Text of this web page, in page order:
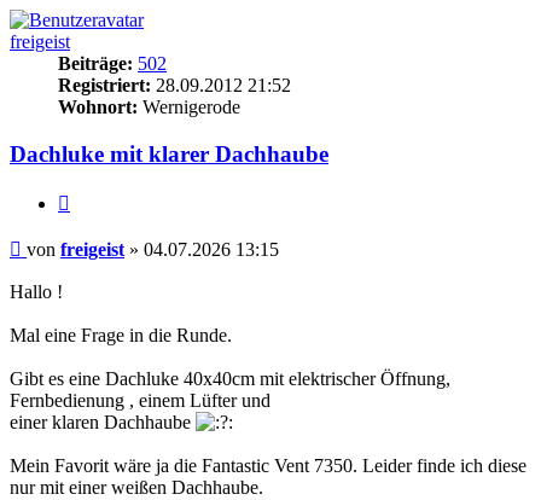
freigeist
Beiträge: 502
Registriert: 28.09.2012 21:52
Wohnort: Wernigerode
Dachluke mit klarer Dachhaube
Beitrag
von freigeist » 04.07.2026 13:15
Hallo !
Mal eine Frage in die Runde.
Gibt es eine Dachluke 40x40cm mit elektrischer Öffnung,
Fernbedienung , einem Lüfter und
einer klaren Dachhaube
Mein Favorit wäre ja die Fantastic Vent 7350. Leider finde ich diese
nur mit einer weißen Dachhaube.